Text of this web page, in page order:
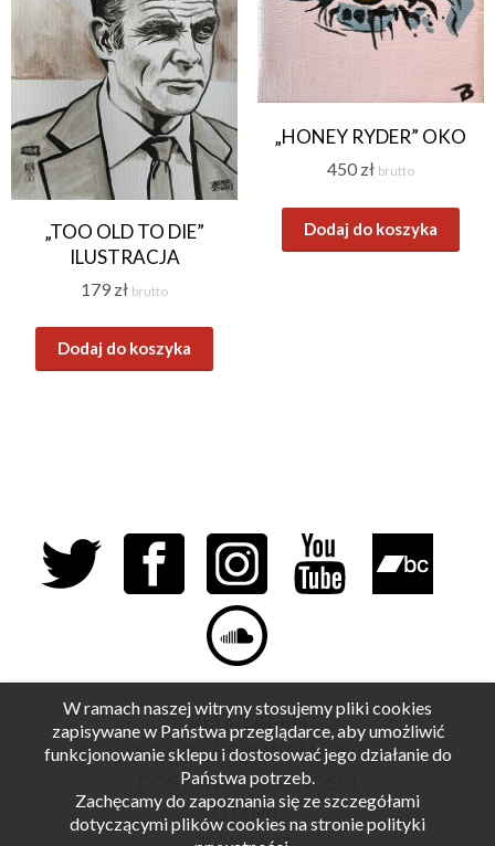
„TOO OLD TO DIE”
ILUSTRACJA
179 zł brutto
Dodaj do koszyka
„HONEY RYDER” OKO
450 zł brutto
Dodaj do koszyka
REGULAMIN
POLITYKA PRYWATNOŚCI
DOSTAWA I PŁATNOŚCI
O MNIE
W ramach naszej witryny stosujemy pliki cookies
zapisywane w Państwa przeglądarce, aby umożliwić
funkcjonowanie sklepu i dostosować jego działanie do
Państwa potrzeb.
Zachęcamy do zapoznania się ze szczegółami
dotyczącymi plików cookies na stronie polityki